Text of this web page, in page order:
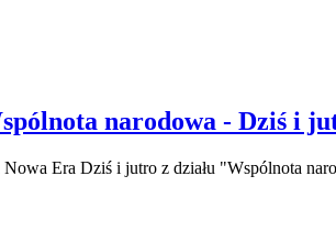
narodowa - Dziś i
Era Dziś i jutro z działu "Wspólnota